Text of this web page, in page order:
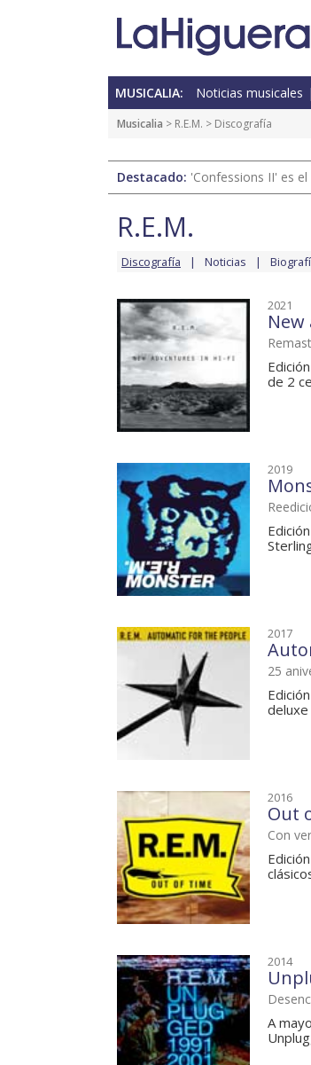
MUSICALIA: Noticias musicales
Musicalia > R.E.M. > Discografía
Destacado: 'Confessions II' es
R.E.M.
Discografía Noticias
2021
de 2
2019
2017
25
deluxe
2016
Out
Con
2014
A